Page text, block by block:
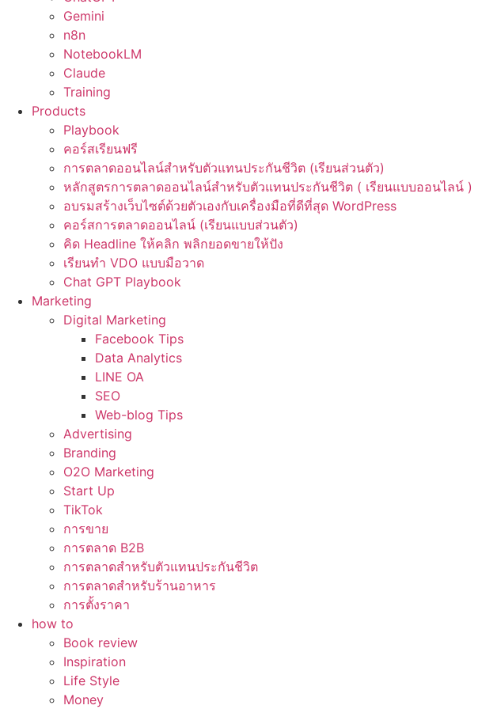
Gemini
n8n
NotebookLM
Claude
Training
Products
Playbook
คอร์สเรียนฟรี
การตลาดออนไลน์สำหรับตัวแทนประกันชีวิต (เรียนส่วนตัว)
หลักสูตรการตลาดออนไลน์สำหรับตัวแทนประกันชีวิต ( เรียนแบบออนไลน์ )
อบรมสร้างเว็บไซต์ด้วยตัวเองกับเครื่องมือที่ดีที่สุด WordPress
คอร์สการตลาดออนไลน์ (เรียนแบบส่วนตัว)
คิด Headline ให้คลิก พลิกยอดขายให้ปัง
เรียนทำ VDO แบบมือวาด
Chat GPT Playbook
Marketing
Digital Marketing
Facebook Tips
Data Analytics
LINE OA
SEO
Web-blog Tips
Advertising
Branding
O2O Marketing
Start Up
TikTok
การขาย
การตลาด B2B
การตลาดสำหรับตัวแทนประกันชีวิต
การตลาดสำหรับร้านอาหาร
การตั้งราคา
how to
Book review
Inspiration
Life Style
Money